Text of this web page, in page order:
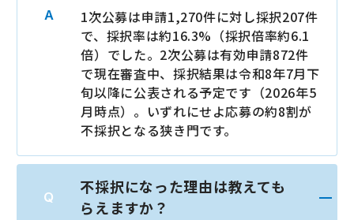
1次公募は申請1,270件に対し採択207件
で、採択率は約16.3%（採択倍率約6.1
倍）でした。2次公募は有効申請872件
で現在審査中、採択結果は令和8年7月下
旬以降に公表される予定です（2026年5
月時点）。いずれにせよ応募の約8割が
不採択となる狭き門です。
不採択になった理由は教えても
らえますか？